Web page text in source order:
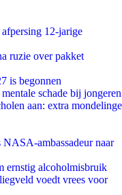
12-jarige
ruzie over pakket
is begonnen
schade bij jongeren
aan: extra mondelinge
ambassadeur naar
ernstig alcoholmisbruik
voedt vrees voor